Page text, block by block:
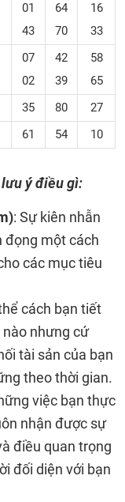
01
43
64
70
16
33
07
02
42
39
58
65
35 80
27
61 54 10
ý điều gì:
: Sự kiên nhẫn
đọng một cách
các mục tiêu
cách bạn tiết
nhưng cứ
tài sản của bạn
theo thời gian.
việc bạn thực
nhận được sự
điều quan trọng
đối diện với bạn